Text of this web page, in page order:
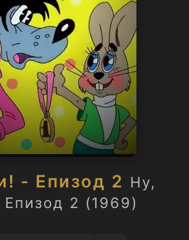
- Епизод 2 Ну,
2 (1969)